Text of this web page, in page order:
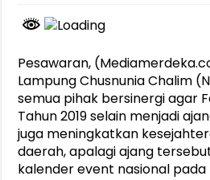
Pesawaran,
Lampung Chusnunia Chalim
semua pihak bersinergi agar
Tahun 2019 selain menjadi
juga meningkatkan
daerah, apalagi ajang
kalender event nasional pada